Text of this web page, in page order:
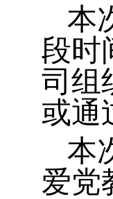
本
段时
司组
或通
本
爱党